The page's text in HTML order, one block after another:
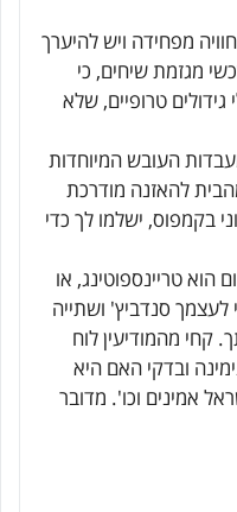
מפחידה ויש להיערך
מגזמת שיחים, כי
טרופיים, שלא
העובש המיוחדות
להאזנה מודרכת
בקמפוס, ישלמו לך כדי
הוא טריינספוטינג, או
סנדביץ' ושתייה
קחי מהמודיעין לוח
ובדקי האם היא
אמינים וכו'. מדובר